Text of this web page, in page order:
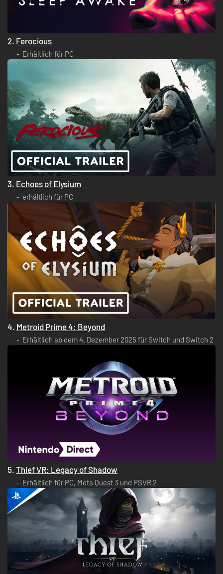
2. Ferocious
Erhältlich für PC
3. Echoes of Elysium
erhältlich für PC
4. Metroid Prime 4: Beyond
Erhältlich ab dem 4. Dezember 2025 für Switch und Switch 2
5. Thief VR: Legacy of Shadow
Erhältlich für PC, Meta Quest 3 und PSVR 2